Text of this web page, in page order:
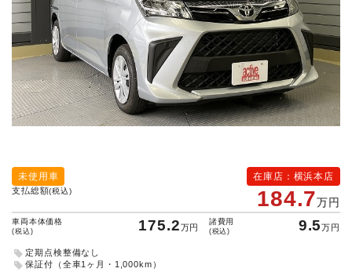
在庫店：横浜本店
未使用車
支払総額(税込) 184.7万円
車両本体価格
(税込) 175.2万円
諸費用
(税込) 9.5万円
定期点検整備なし
保証付（全車1ヶ月・1,000km）